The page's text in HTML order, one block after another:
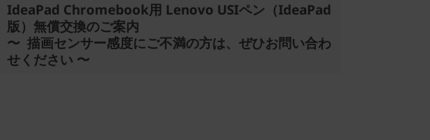
IdeaPad Chromebook用 Lenovo USIペン（IdeaPad
版）無償交換のご案内
〜 描画センサー感度にご不満の方は、ぜひお問い合わ
せください 〜